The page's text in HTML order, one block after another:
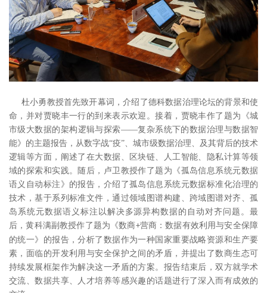
杜小勇教授首先致开幕词，介绍了德科数据治理论坛的背景和使
命，并对贾晓丰一行的到来表示欢迎。接着，贾晓丰作了题为《城
市级大数据的架构逻辑与探索——复杂系统下的数据治理与数据智
能》的主题报告，从数字战“疫”、城市级数据治理、及其背后的技术
逻辑等方面，阐述了在大数据、区块链、人工智能、隐私计算等领
域的探索和实践。随后，卢卫教授作了题为《孤岛信息系统元数据
语义自动标注》的报告，介绍了孤岛信息系统元数据标准化治理的
技术，基于系列标准文件，通过领域图谱构建、跨域图谱对齐、孤
岛系统元数据语义标注以解决多源异构数据的自动对齐问题。最
后，黄科满副教授作了题为《数商+营商：数据有效利用与安全保障
的统一》的报告，分析了数据作为一种国家重要战略资源和生产要
素，面临 的开发利用与安全保护之间的矛盾，并提出了数商生态可
持续发展框架作为解决这一矛盾的方案。报告结束后，双方就学术
交流、数据共享、人才培养等感兴趣的话题进行了深入而有成效的